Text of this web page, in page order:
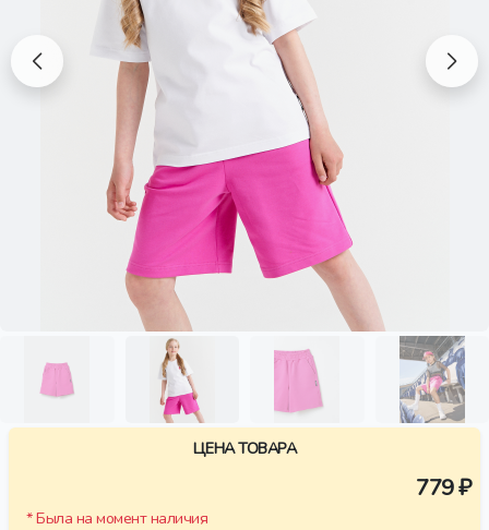
ЦЕНА ТОВАРА
779 ₽
* Была на момент наличия